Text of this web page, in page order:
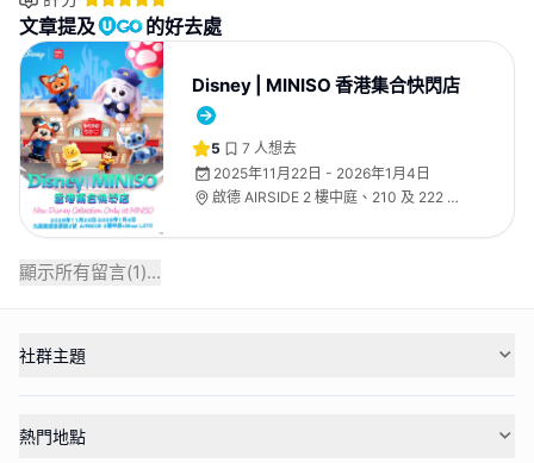
文章提及 的好去處
Disney | MINISO 香港集合快閃店
5 7 人想去
2025年11月22日 - 2026年1月4日
啟德 AIRSIDE 2 樓中庭、210 及 222 號
顯示所有留言(1)...
社群主題
熱門地點